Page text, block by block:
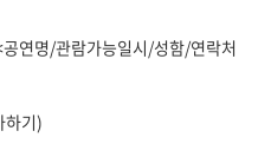
연명/관람가능일시/성함/연락처
하기)